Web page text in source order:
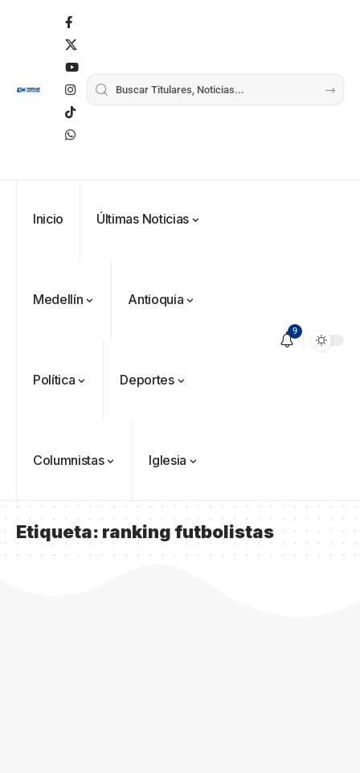
Inicio Últimas Noticias
Medellín Antioquia
Política Deportes
Columnistas Iglesia
9
Etiqueta:ranking futbolistas